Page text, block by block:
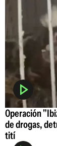
Operación
de drogas,
tití